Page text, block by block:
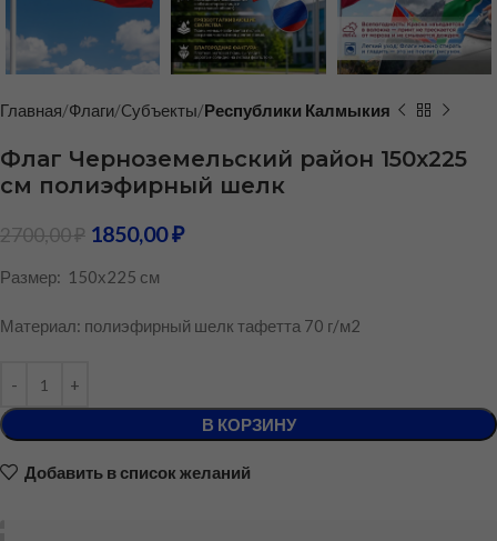
Главная Флаги Cубъекты Республики Калмыкия
Флаг Черноземельский район 150х225
см полиэфирный шелк
2700,00₽ 1850,00₽
Размер: 150х225 см
Материал: полиэфирный шелк тафетта 70 г/м2
В КОРЗИНУ
Добавить в список желаний